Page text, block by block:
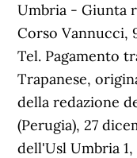
Umbria - Giunta
Corso Vannucci,
Tel. Pagamento
Trapanese,
della redazione
(Perugia), 27
dell'Usl Umbria